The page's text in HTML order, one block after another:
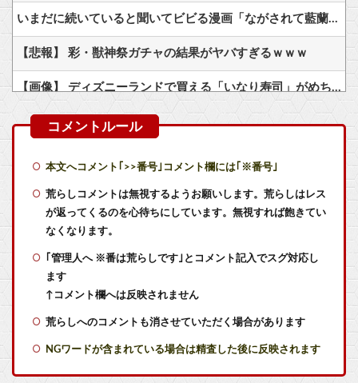
いまだに続いていると聞いてビビる漫画「ながされて藍蘭島」「咲」「らき☆すた」
【悲報】 彩・獣神祭ガチャの結果がヤバすぎるｗｗｗ
【画像】 ディズニーランドで買える「いなり寿司」がめちゃめちゃ美味しそう
フロム「ナイトレインチーム解散してターニッシュエディション完成させました」←これｗｗｗｗ
【画像】「HUNTER×HUNTER」のキャラと同じ部屋に1時間閉じ込められるなら誰が良い？？？
【艦これ】てーいとーくさんっ♪ 他
【艦これ】競泳水着いんのかよ
本文へコメント｢>>番号｣コメント欄には｢※番号｣
荒らしコメントは無視するようお願いします。荒らしはレス
が返ってくるのを心待ちにしています。無視すれば飽きてい
なくなります。
｢管理人へ ※番は荒らしです｣とコメント記入でスグ対応し
ます
↑コメント欄へは反映されません
荒らしへのコメントも消させていただく場合があります
NGワードが含まれている場合は精査した後に反映されます